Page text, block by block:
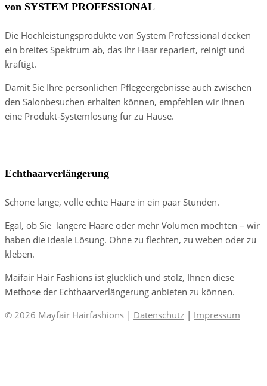
von SYSTEM PROFESSIONAL
Die Hochleistungsprodukte von System Professional decken
ein breites Spektrum ab, das Ihr Haar repariert, reinigt und
kräftigt.
Damit Sie Ihre persönlichen Pflegeergebnisse auch zwischen
den Salonbesuchen erhalten können, empfehlen wir Ihnen
eine Produkt-Systemlösung für zu Hause.
Echthaarverlängerung
Schöne lange, volle echte Haare in ein paar Stunden.
Egal, ob Sie längere Haare oder mehr Volumen möchten – wir
haben die ideale Lösung. Ohne zu flechten, zu weben oder zu
kleben.
Maifair Hair Fashions ist glücklich und stolz, Ihnen diese
Methose der Echthaarverlängerung anbieten zu können.
© 2026 Mayfair Hairfashions | Datenschutz | Impressum